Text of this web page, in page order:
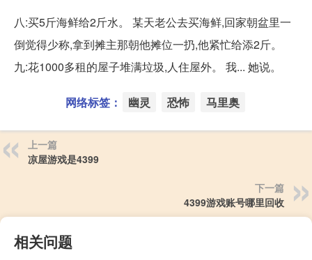
八:买5斤海鲜给2斤水。 某天老公去买海鲜,回家朝盆里一
倒觉得少称,拿到摊主那朝他摊位一扔,他紧忙给添2斤。
九:花1000多租的屋子堆满垃圾,人住屋外。 我... 她说。
网络标签： 幽灵 恐怖 马里奥
上一篇
凉屋游戏是4399
下一篇
4399游戏账号哪里回收
相关问题